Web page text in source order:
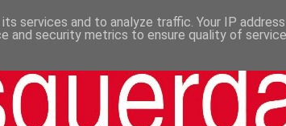
services and to analyze traffic. Your IP
and security metrics to ensure quality of